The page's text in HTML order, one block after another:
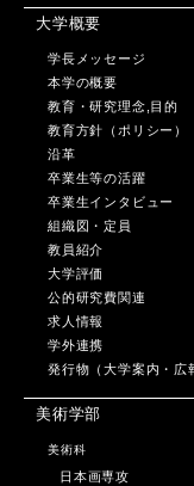
大学概要
学長メッセージ
本学の概要
教育・研究理念,目的
教育方針（ポリシー）
沿革
卒業生等の活躍
卒業生インタビュー
組織図・定員
教員紹介
大学評価
公的研究費関連
求人情報
学外連携
発行物（大学案内・広
美術学部
美術科
日本画専攻